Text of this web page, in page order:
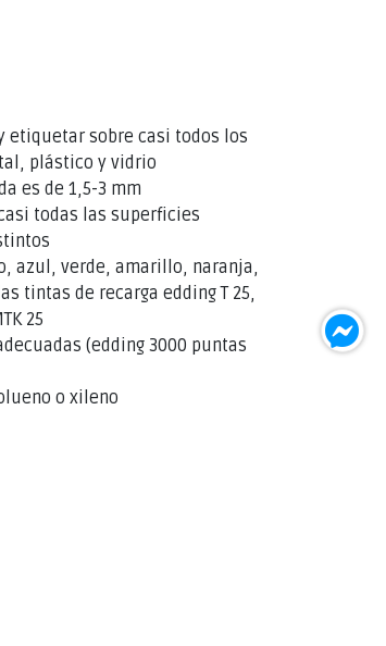
etiquetar sobre casi todos los
plástico y vidrio
es de 1,5-3 mm
todas las superficies
azul, verde, amarillo, naranja,
tintas de recarga edding T 25,
25
(edding 3000 puntas
o xileno